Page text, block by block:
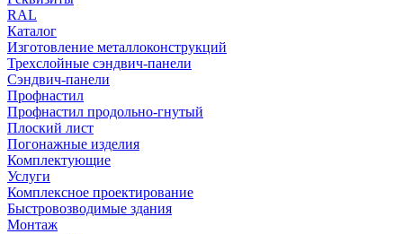
RAL
Каталог
Изготовление металлоконструкций
Трехслойные сэндвич-панели
Сэндвич-панели
Профнастил
Профнастил продольно-гнутый
Плоский лист
Погонажные изделия
Комплектующие
Услуги
Комплексное проектирование
Быстровозводимые здания
Монтаж